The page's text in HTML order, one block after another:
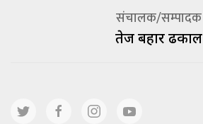
संचालक/सम्पादक
तेज बहादूर ढकाल